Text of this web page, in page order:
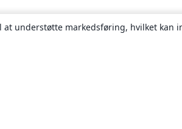
at understøtte markedsføring, hvilket kan